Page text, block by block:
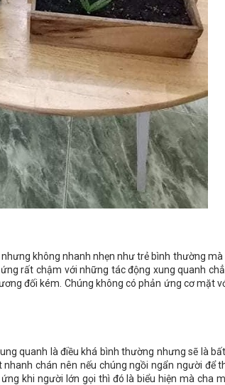
không nhanh nhẹn như trẻ bình thường mà
rất chậm với những tác động xung quanh
đối kém. Chúng không có phản ứng cơ mặt
quanh là điều khá bình thường nhưng sẽ là
chán nên nếu chúng ngồi ngẩn người để
khi người lớn gọi thì đó là biểu hiện mà cha